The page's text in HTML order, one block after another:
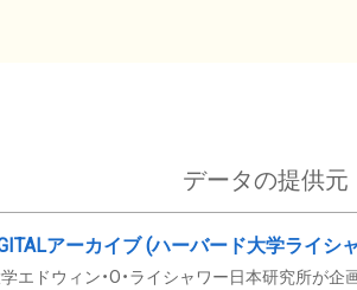
データの提供元
アーカイブ (ハーバード大学ライシ
エドウィン・O・ライシャワー日本研究所が企